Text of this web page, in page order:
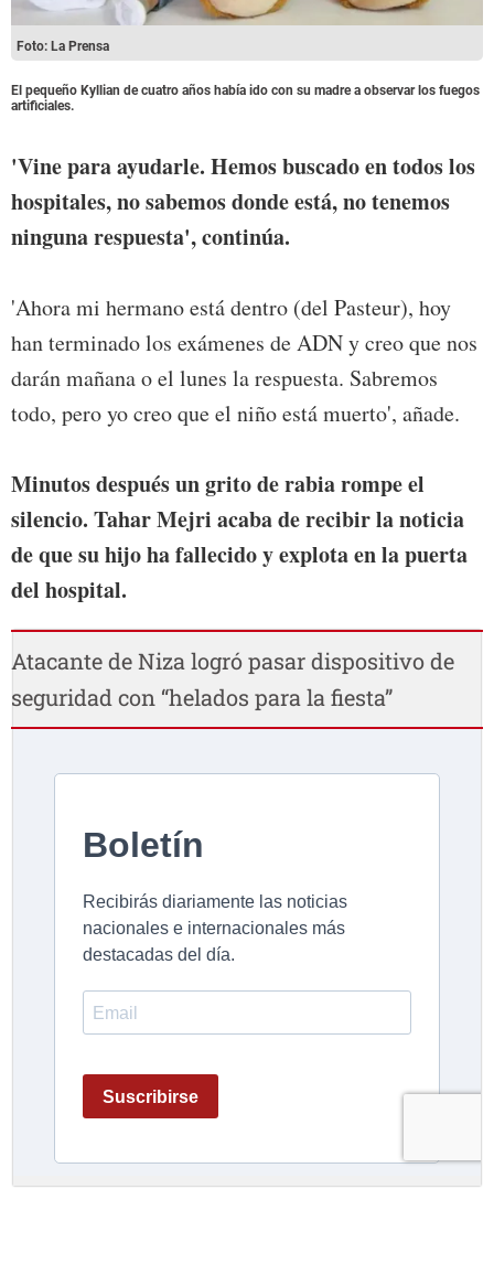
Foto: La Prensa
El pequeño Kyllian de cuatro años había ido con su madre a observar los fuegos
artificiales.
'Vine para ayudarle. Hemos buscado en todos los
hospitales, no sabemos donde está, no tenemos
ninguna respuesta', continúa.
'Ahora mi hermano está dentro (del Pasteur), hoy
han terminado los exámenes de ADN y creo que nos
darán mañana o el lunes la respuesta. Sabremos
todo, pero yo creo que el niño está muerto', añade.
Minutos después un grito de rabia rompe el
silencio. Tahar Mejri acaba de recibir la noticia
de que su hijo ha fallecido y explota en la puerta
del hospital.
Atacante de Niza logró pasar dispositivo de
seguridad con “helados para la fiesta”